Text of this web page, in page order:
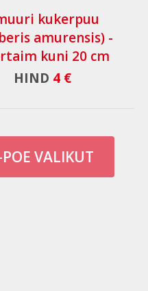
kukerpuu
amurensis) -
kuni 20 cm
HIND 4 €
VALIKUT